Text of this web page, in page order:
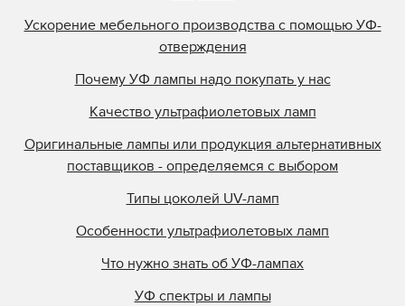
Ускорение мебельного производства с помощью УФ-
отверждения
Почему УФ лампы надо покупать у нас
Качество ультрафиолетовых ламп
Оригинальные лампы или продукция альтернативных
поставщиков - определяемся с выбором
Типы цоколей UV-ламп
Особенности ультрафиолетовых ламп
Что нужно знать об УФ-лампах
УФ спектры и лампы